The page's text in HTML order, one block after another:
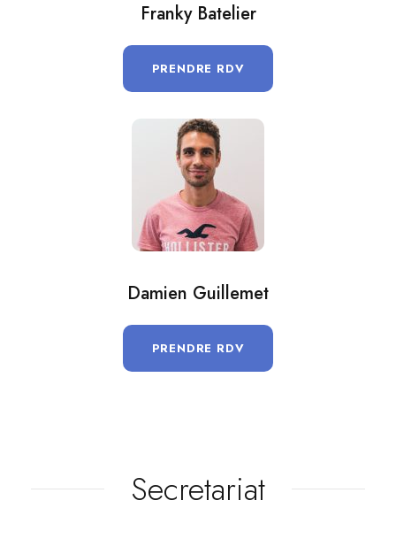
Franky Batelier
PRENDRE RDV
Damien Guillemet
PRENDRE RDV
Secretariat